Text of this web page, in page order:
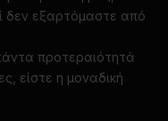
δεν εξαρτόμαστε από
προτεραιότητά
είστε η μοναδική